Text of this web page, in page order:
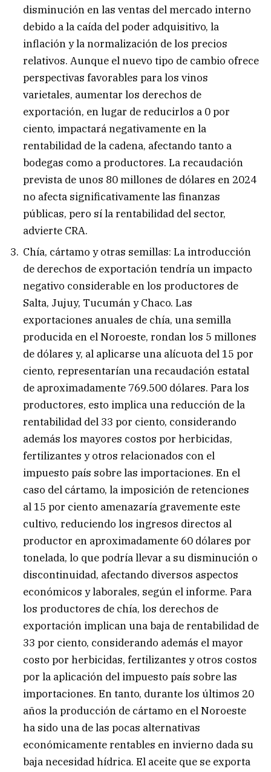
disminución en las ventas del mercado interno
debido a la caída del poder adquisitivo, la
inflación y la normalización de los precios
relativos. Aunque el nuevo tipo de cambio ofrece
perspectivas favorables para los vinos
varietales, aumentar los derechos de
exportación, en lugar de reducirlos a 0 por
ciento, impactará negativamente en la
rentabilidad de la cadena, afectando tanto a
bodegas como a productores. La recaudación
prevista de unos 80 millones de dólares en 2024
no afecta significativamente las finanzas
públicas, pero sí la rentabilidad del sector,
advierte CRA.
Chía, cártamo y otras semillas: La introducción
de derechos de exportación tendría un impacto
negativo considerable en los productores de
Salta, Jujuy, Tucumán y Chaco. Las
exportaciones anuales de chía, una semilla
producida en el Noroeste, rondan los 5 millones
de dólares y, al aplicarse una alícuota del 15 por
ciento, representarían una recaudación estatal
de aproximadamente 769.500 dólares. Para los
productores, esto implica una reducción de la
rentabilidad del 33 por ciento, considerando
además los mayores costos por herbicidas,
fertilizantes y otros relacionados con el
impuesto país sobre las importaciones. En el
caso del cártamo, la imposición de retenciones
al 15 por ciento amenazaría gravemente este
cultivo, reduciendo los ingresos directos al
productor en aproximadamente 60 dólares por
tonelada, lo que podría llevar a su disminución o
discontinuidad, afectando diversos aspectos
económicos y laborales, según el informe. Para
los productores de chía, los derechos de
exportación implican una baja de rentabilidad de
33 por ciento, considerando además el mayor
costo por herbicidas, fertilizantes y otros costos
por la aplicación del impuesto país sobre las
importaciones. En tanto, durante los últimos 20
años la producción de cártamo en el Noroeste
ha sido una de las pocas alternativas
económicamente rentables en invierno dada su
baja necesidad hídrica. El aceite que se exporta